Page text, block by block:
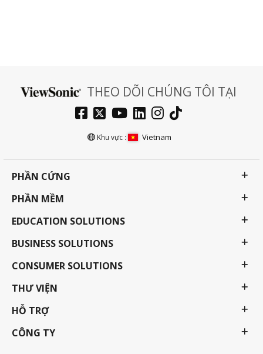
THEO DÕI CHÚNG TÔI TẠI
Khu vực : Vietnam
PHẦN CỨNG
PHẦN MỀM
EDUCATION SOLUTIONS
BUSINESS SOLUTIONS
CONSUMER SOLUTIONS
THƯ VIỆN
HỖ TRỢ
CÔNG TY